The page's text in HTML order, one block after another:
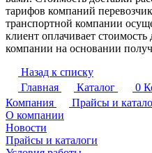
тарифов компаний
транспортной компании
клиент оплачивает
компании на основании
Назад к списку
Главная
Каталог 0
Компания
Прайсы и
О компании
Новости
Прайсы и каталоги